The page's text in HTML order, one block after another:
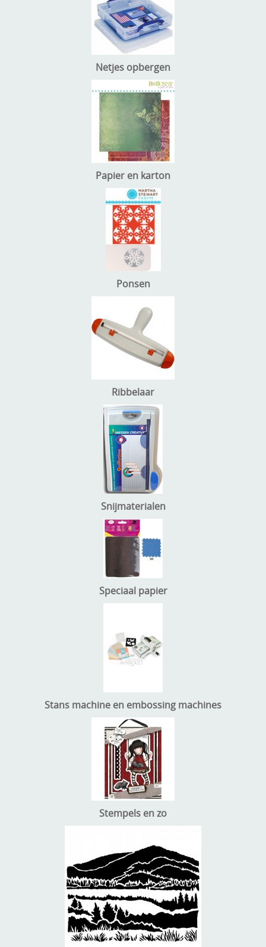
Netjes opbergen
Papier en karton
Ponsen
Ribbelaar
Snijmaterialen
Speciaal papier
Stans machine en embossing machines
Stempels en zo